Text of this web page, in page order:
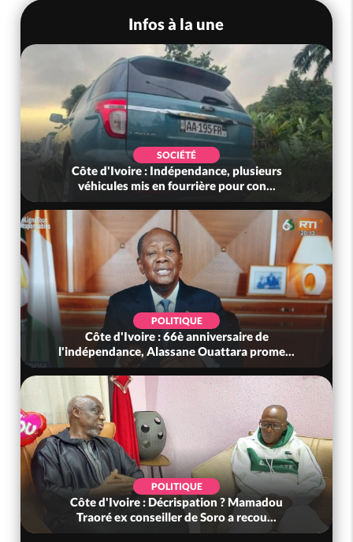
Infos à la une
des sanctions
BAH Oumarou
SPORT
Côte d'Ivoire : De retour chez les
Renard : « Nous devons être
SOCIÉTÉ
Côte d'Ivoire : 02 gendarmes
pour saisie significative
POLITIQUE
Côte d'Ivoire : Fête nationale,
Ouattara accorde la grâce à 4